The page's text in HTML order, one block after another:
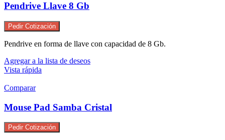
Pendrive Llave 8 Gb
Pedir Cotización
Pendrive en forma de llave con capacidad de 8 Gb.
Agregar a la lista de deseos
Vista rápida
Comparar
Mouse Pad Samba Cristal
Pedir Cotización